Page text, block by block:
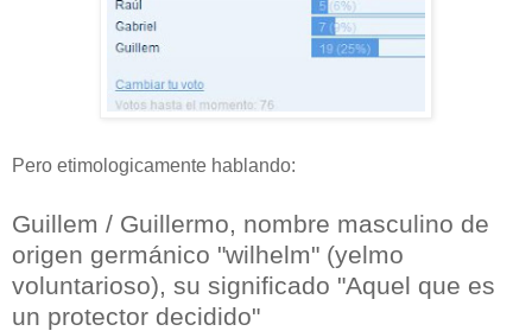
Pero etimologicamente hablando:
Guillem / Guillermo, nombre masculino de
origen germánico "wilhelm" (yelmo
voluntarioso), su significado "Aquel que es
un protector decidido"